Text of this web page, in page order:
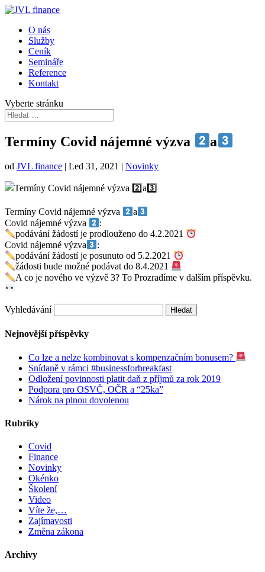
O nás
Služby
Ceník
Semináře
Reference
Kontakt
Vyberte stránku
Termíny Covid nájemné výzva a
od JVL finance | Led 31, 2021 | Novinky
Termíny Covid nájemné výzva
a
Covid nájemné výzva
:
podávání žádostí je prodlouženo do 4.2.2021
Covid nájemné výzva
:
podávání žádostí je posunuto od 5.2.2021
žádosti bude možné podávat do 8.4.2021
A co je nového ve výzvě 3? To Prozradíme v dalším příspěvku.
Vyhledávání
Nejnovější příspěvky
Co lze a nelze kombinovat s kompenzačním bonusem?
Snídaně v rámci #businessforbreakfast
Odložení povinnosti platit daň z příjmů za rok 2019
Podpora pro OSVČ, OČR a “25ka”
Nárok na plnou dovolenou
Rubriky
Covid
Finance
Novinky
Okénko
Školení
Video
Víte že,…
Zajímavosti
Změna zákona
Archivy